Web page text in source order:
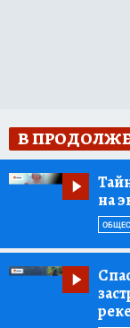
В
на